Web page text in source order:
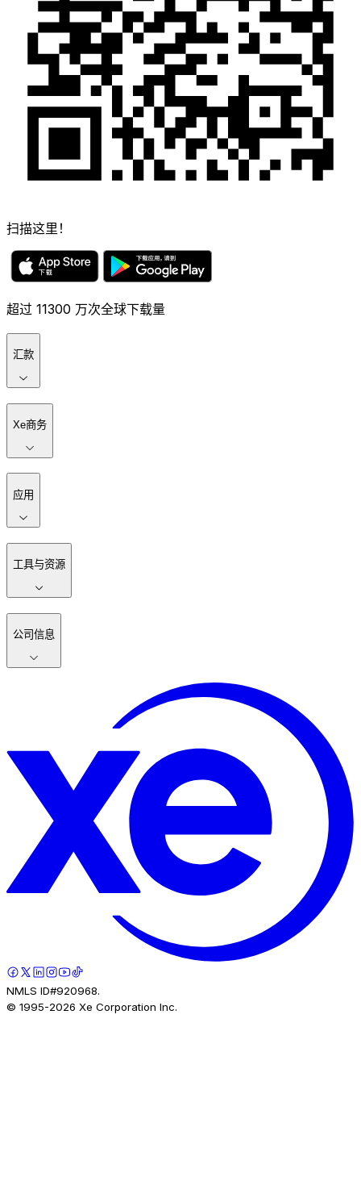
扫描这里！
超过 11300 万次全球下载量
汇款
Xe商务
应用
工具与资源
公司信息
NMLS ID#920968.
© 1995-2026 Xe Corporation Inc.